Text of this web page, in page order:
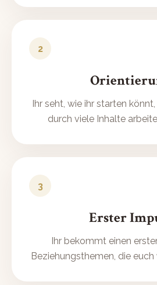
2
Ihr seht, wie ihr starten
durch viele Inhalte
3
Erster
Ihr bekommt einen
Beziehungsthemen, die